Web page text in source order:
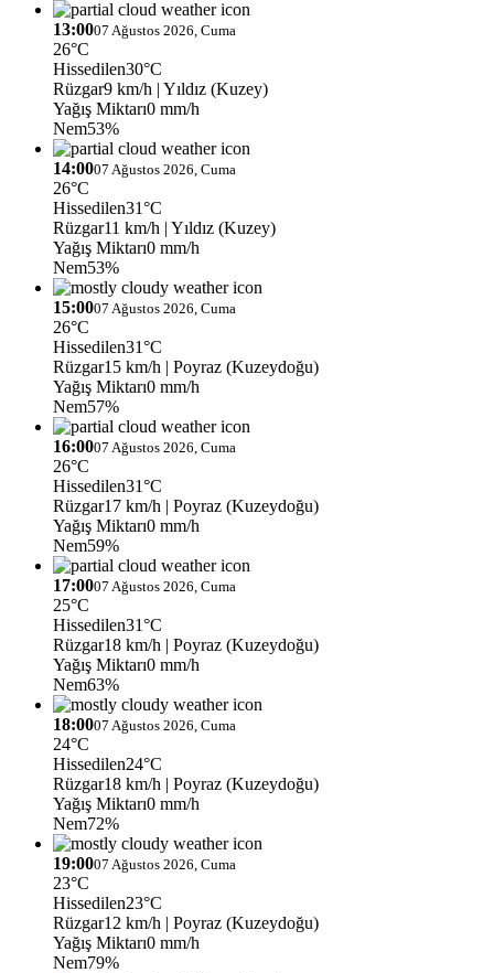
13:0007 Ağustos 2026, Cuma
26°C
Hissedilen30°C
Rüzgar9 km/h | Yıldız (Kuzey)
Yağış Miktarı0 mm/h
Nem53%
14:0007 Ağustos 2026, Cuma
26°C
Hissedilen31°C
Rüzgar11 km/h | Yıldız (Kuzey)
Yağış Miktarı0 mm/h
Nem53%
15:0007 Ağustos 2026, Cuma
26°C
Hissedilen31°C
Rüzgar15 km/h | Poyraz (Kuzeydoğu)
Yağış Miktarı0 mm/h
Nem57%
16:0007 Ağustos 2026, Cuma
26°C
Hissedilen31°C
Rüzgar17 km/h | Poyraz (Kuzeydoğu)
Yağış Miktarı0 mm/h
Nem59%
17:0007 Ağustos 2026, Cuma
25°C
Hissedilen31°C
Rüzgar18 km/h | Poyraz (Kuzeydoğu)
Yağış Miktarı0 mm/h
Nem63%
18:0007 Ağustos 2026, Cuma
24°C
Hissedilen24°C
Rüzgar18 km/h | Poyraz (Kuzeydoğu)
Yağış Miktarı0 mm/h
Nem72%
19:0007 Ağustos 2026, Cuma
23°C
Hissedilen23°C
Rüzgar12 km/h | Poyraz (Kuzeydoğu)
Yağış Miktarı0 mm/h
Nem79%